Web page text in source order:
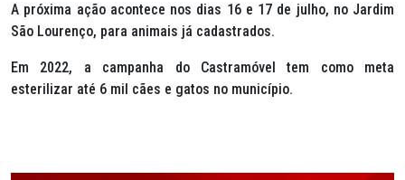
A próxima ação acontece nos dias 16 e 17 de julho, no Jardim
São Lourenço, para animais já cadastrados.
Em 2022, a campanha do Castramóvel tem como meta
esterilizar até 6 mil cães e gatos no município.